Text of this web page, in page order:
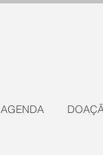
AGENDA